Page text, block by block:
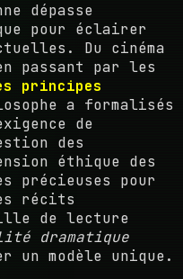
dépasse
pour éclairer
Du cinéma
passant par les
principes
a formalisés
de
des
éthique des
précieuses pour
récits
de lecture
dramatique
un modèle unique.